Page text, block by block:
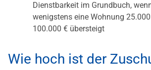
Dienstbarkeit im Grundbuch,
wenigstens eine Wohnung
100.000 € übersteigt
Wie hoch ist der